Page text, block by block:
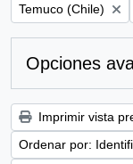
Remove filter:
Temuco (Chile)
Opciones
Imprimir vista
Ordenar por: